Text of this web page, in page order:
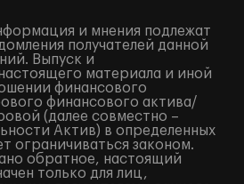
и мнения подлежат
получателей данной
Выпуск и
материала и иной
финансового
финансового актива/
(далее совместно –
Актив) в определенных
ограничиваться законом.
обратное, настоящий
только для лиц,